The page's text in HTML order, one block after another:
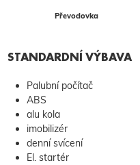
Převodovka
STANDARDNÍ VÝBAVA
Palubní počítač
ABS
alu kola
imobilizér
denní svícení
El. startér